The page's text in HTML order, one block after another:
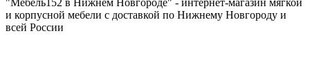
и корпусной мебели с доставкой по Нижнему Новгороду и
всей России